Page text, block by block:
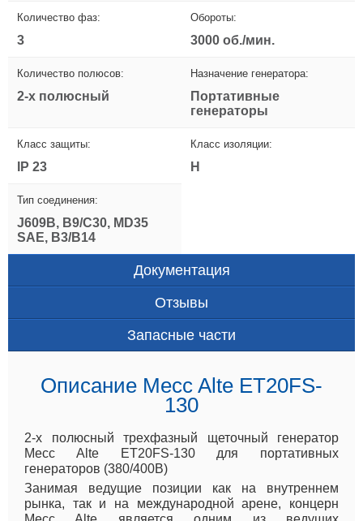
Количество фаз:
3
Обороты:
3000 об./мин.
Количество полюсов:
2-х полюсный
Назначение генератора:
Портативные
генераторы
Класс защиты:
IP 23
Класс изоляции:
H
Тип соединения:
J609B, B9/C30, MD35
SAE, B3/B14
Документация
Отзывы
Запасные части
Описание Mecc Alte ET20FS-
130
2-х полюсный трехфазный щеточный генератор
Mecc Alte ET20FS-130 для портативных
генераторов (380/400В)
Занимая ведущие позиции как на внутреннем
рынка, так и на международной арене, концерн